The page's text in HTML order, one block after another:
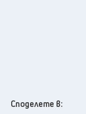
Споделете в: